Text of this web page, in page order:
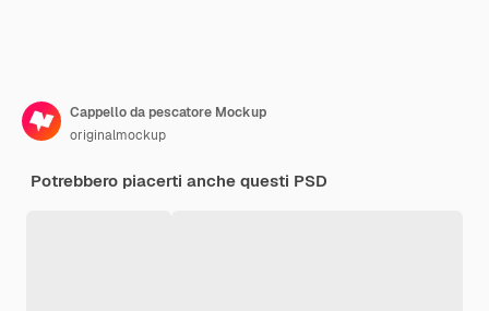
Cappello da pescatore Mockup
originalmockup
Potrebbero piacerti anche questi PSD